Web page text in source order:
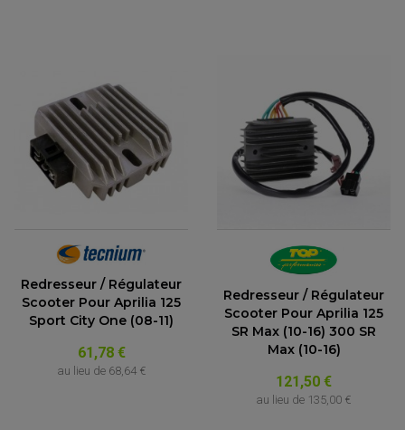
ENTRETIEN MOTO
ATELIER, PADDOCK, STAND
ANTIPARASITE NGK
BOUGIE NGK
FILTRE A AIR
FILTRE A HUILE
FILTRE ET ACCESSOIRE ESSENCE
OUTILLAGE
PLAQUETTE DE FREIN ARRIERE
MAÎTRE CYLINDRE
Redresseur / Régulateur
Scooter Pour Aprilia 125
Sport City One (08-11)
61,78 €
au lieu de 68,64 €
Redresseur / Régulateur
Scooter Pour Aprilia 125
SR Max (10-16) 300 SR
Max (10-16)
121,50 €
au lieu de 135,00 €